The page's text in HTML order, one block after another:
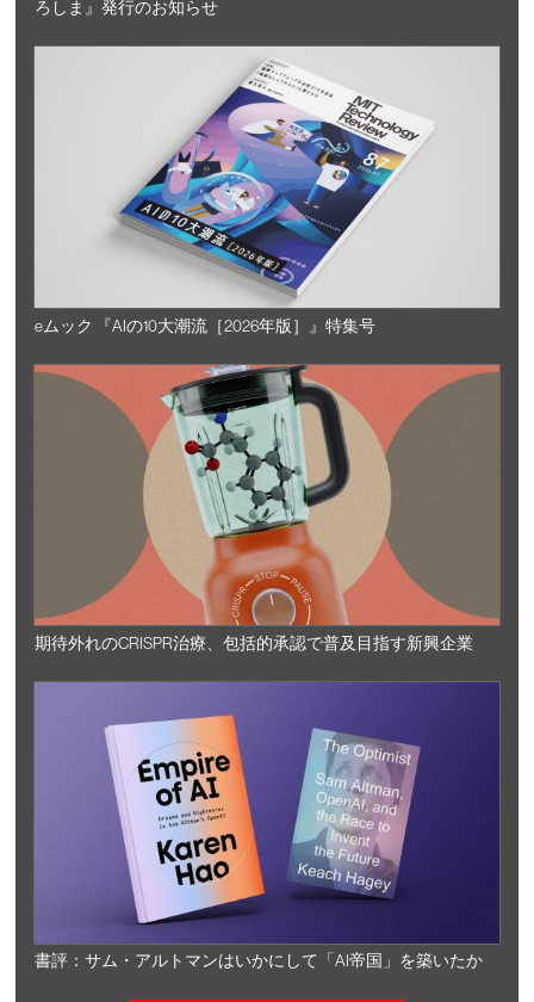
ろしま』発行のお知らせ
eムック 『AIの10大潮流［2026年版］』特集号
期待外れのCRISPR治療、包括的承認で普及目指す新興企業
書評：サム・アルトマンはいかにして「AI帝国」を築いたか